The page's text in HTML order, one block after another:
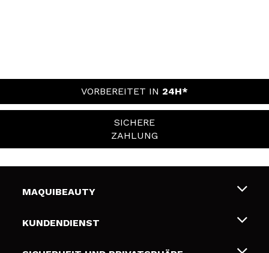
VORBEREITET IN 24H*
SICHERE
ZAHLUNG
MAQUIBEAUTY
Über uns
KUNDENDIENST
Liefer- und Versandkosten